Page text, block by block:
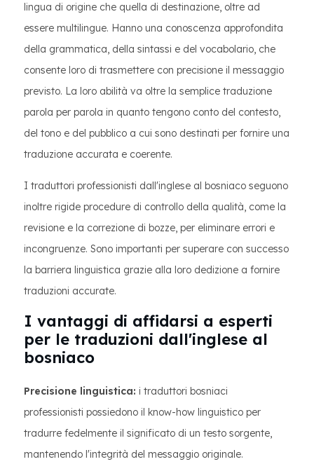
lingua di origine che quella di destinazione, oltre ad
essere multilingue. Hanno una conoscenza approfondita
della grammatica, della sintassi e del vocabolario, che
consente loro di trasmettere con precisione il messaggio
previsto. La loro abilità va oltre la semplice traduzione
parola per parola in quanto tengono conto del contesto,
del tono e del pubblico a cui sono destinati per fornire una
traduzione accurata e coerente.
I traduttori professionisti dall'inglese al bosniaco seguono
inoltre rigide procedure di controllo della qualità, come la
revisione e la correzione di bozze, per eliminare errori e
incongruenze. Sono importanti per superare con successo
la barriera linguistica grazie alla loro dedizione a fornire
traduzioni accurate.
I vantaggi di affidarsi a esperti
per le traduzioni dall'inglese al
bosniaco
Precisione linguistica: i traduttori bosniaci
professionisti possiedono il know-how linguistico per
tradurre fedelmente il significato di un testo sorgente,
mantenendo l'integrità del messaggio originale.